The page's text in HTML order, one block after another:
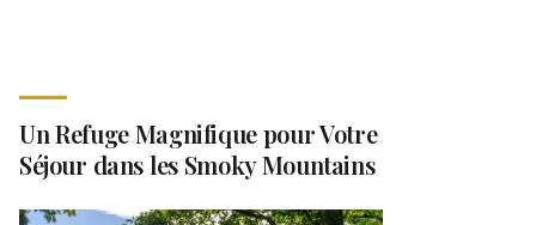
Un Refuge Magnifique pour Votre
Séjour dans les Smoky Mountains